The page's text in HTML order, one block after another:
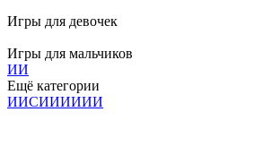
Игры для девочек
Игры для мальчиков
ИИ
Ещё категории
ИИСИИИИИИ